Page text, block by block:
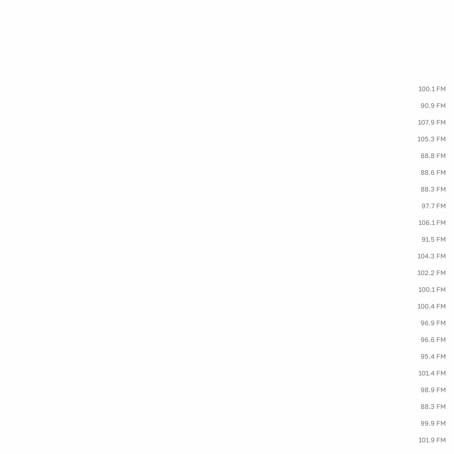
100.1 FM
90.9 FM
107.9 FM
105.3 FM
88.8 FM
88.6 FM
88.3 FM
97.7 FM
106.1 FM
91.5 FM
104.3 FM
102.2 FM
100.1 FM
100.4 FM
96.9 FM
96.6 FM
95.4 FM
101.4 FM
98.9 FM
88.3 FM
99.9 FM
101.9 FM